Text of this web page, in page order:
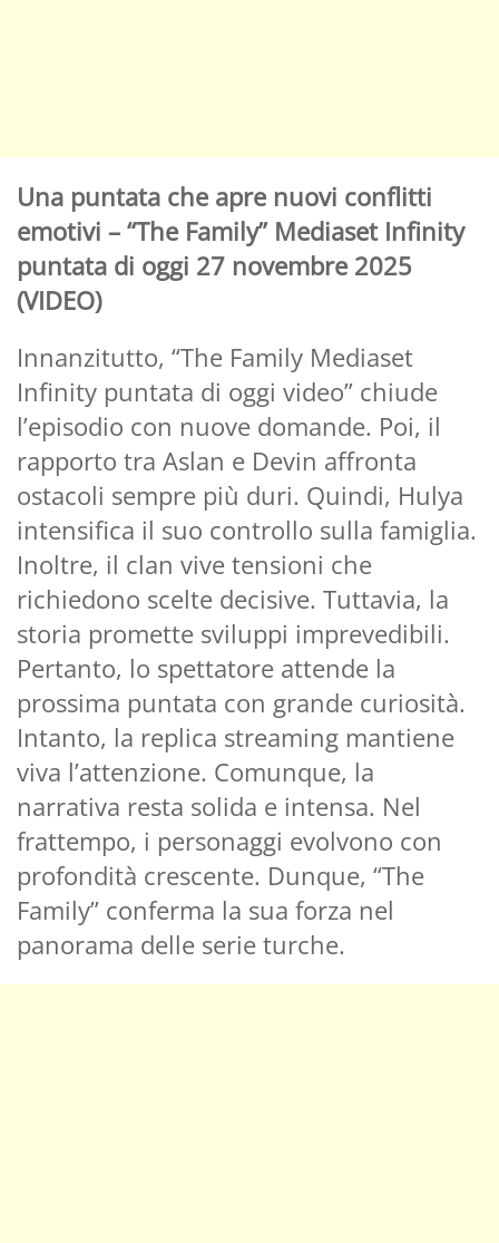
Una puntata che apre nuovi conflitti
emotivi – “The Family” Mediaset Infinity
puntata di oggi 27 novembre 2025
(VIDEO)
Innanzitutto, “The Family Mediaset
Infinity puntata di oggi video” chiude
l’episodio con nuove domande. Poi, il
rapporto tra Aslan e Devin affronta
ostacoli sempre più duri. Quindi, Hulya
intensifica il suo controllo sulla famiglia.
Inoltre, il clan vive tensioni che
richiedono scelte decisive. Tuttavia, la
storia promette sviluppi imprevedibili.
Pertanto, lo spettatore attende la
prossima puntata con grande curiosità.
Intanto, la replica streaming mantiene
viva l’attenzione. Comunque, la
narrativa resta solida e intensa. Nel
frattempo, i personaggi evolvono con
profondità crescente. Dunque, “The
Family” conferma la sua forza nel
panorama delle serie turche.